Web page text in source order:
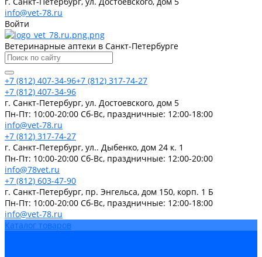
info@vet-78.ru
Войти
Ветеринарные аптеки в Санкт-Петербурге
+7 (812) 407-34-96+7 (812) 317-74-27
+7 (812) 407-34-96
г. Санкт-Петербург, ул. Достоевского, дом 5
Пн-Пт: 10:00-20:00 Cб-Вс, праздничные: 12:00-18:00
info@vet-78.ru
+7 (812) 317-74-27
г. Санкт-Петербург, ул.. Дыбенко, дом 24 к. 1
Пн-Пт: 10:00-20:00 Cб-Вс, праздничные: 12:00-20:00
info@78vet.ru
+7 (812) 603-47-90
г. Санкт-Петербург, пр. Энгельса, дом 150, корп. 1 Б
Пн-Пт: 10:00-20:00 Cб-Вс, праздничные: 12:00-18:00
info@vet-78.ru
Каталог товаров